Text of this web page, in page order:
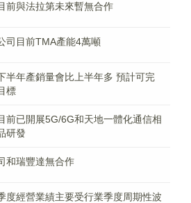
前與法拉第未來暫無合作
司目前TMA產能4萬噸
半年產銷量會比上半年多 預計可完
標
前已開展5G/6G和天地一體化通信相
研發
和瑞豐達無合作
度經營業績主要受行業季度周期性波